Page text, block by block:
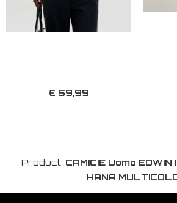
€ 59,99
Product: CAMICIE Uomo
HANA